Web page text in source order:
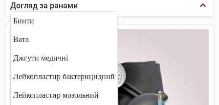
Догляд за ранами
Бинти
Вата
Джгути медичні
Лейкопластир бактерицидний
Лейкопластир мозольний